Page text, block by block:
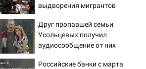
11:38
В Госдуме
ЕГЭ с 2027 года
11:25
В Ульяновске ИИ
нарушителей на
площадках
выдворения мигрантов
Друг пропавшей семьи
Усольцевых получил
аудиосообщение от них
Российские банки с марта